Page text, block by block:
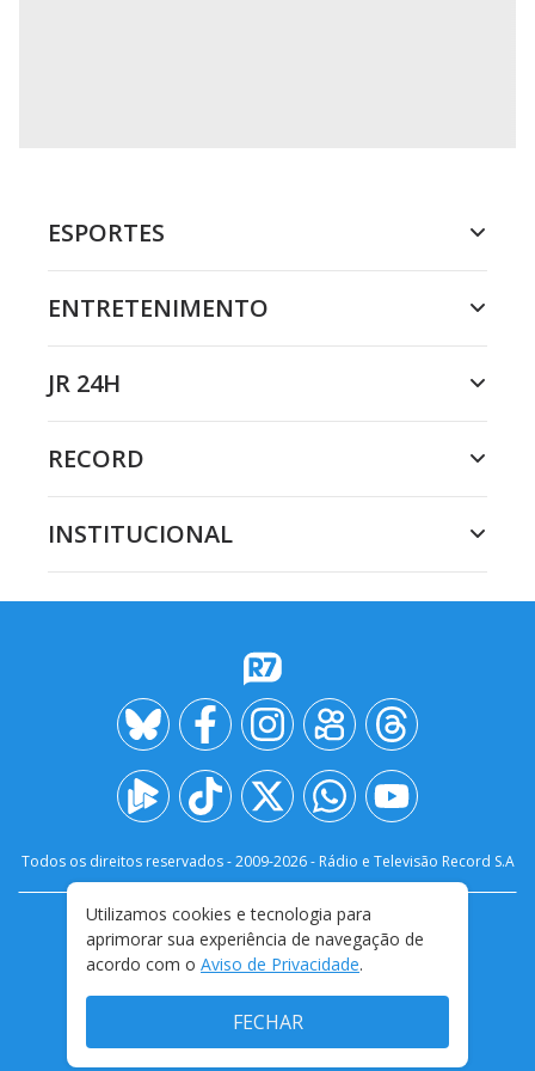
ESPORTES
ENTRETENIMENTO
JR 24H
RECORD
INSTITUCIONAL
Todos os direitos reservados - 2009-2026- Rádio e Televisão Record S.A
FALE CONOSCO
PRIVACIDADE
TERMOS E CONDIÇÕES DE USO
Utilizamos cookies e tecnologia para
aprimorar sua experiência de navegação de
acordo com o Aviso de Privacidade.
FECHAR